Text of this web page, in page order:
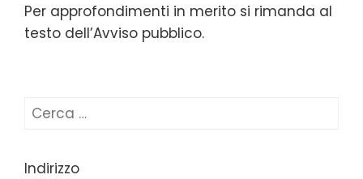
Per approfondimenti in merito si rimanda al
testo dell’Avviso pubblico.
Ricerca
Indirizzo